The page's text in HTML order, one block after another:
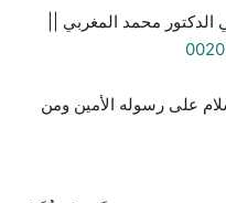
محمد المغربي ||
على رسوله الأمين ومن